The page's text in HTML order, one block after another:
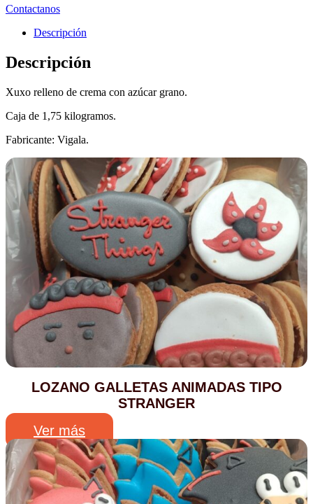
Contactanos
Descripción
Descripción
Xuxo relleno de crema con azúcar grano.
Caja de 1,75 kilogramos.
Fabricante: Vigala.
LOZANO GALLETAS ANIMADAS TIPO
STRANGER
Ver más